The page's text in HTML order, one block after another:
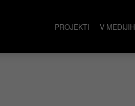
PROJEKTI V MEDIJIH